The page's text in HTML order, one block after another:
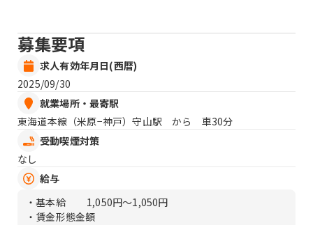
募集要項
求人有効年月日(西暦)
2025/09/30
就業場所・最寄駅
東海道本線（米原−神戸）守山駅 から 車30分
受動喫煙対策
なし
給与
・基本給
1,050円〜1,050円
・賃金形態金額